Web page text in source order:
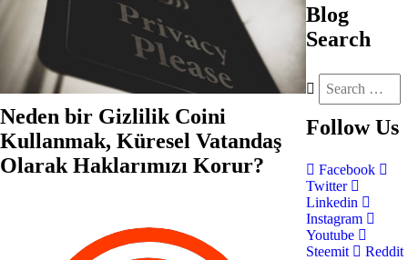
Neden bir Gizlilik Coini
Kullanmak, Küresel Vatandaş
Olarak Haklarımızı Korur?
Blog
Search
Follow Us
Facebook
Twitter
Linkedin
Instagram
Youtube
Steemit
Reddit